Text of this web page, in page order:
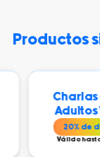
productos
de Mesa
VS Niños
PANTALLAS
% de descuento
hasta el 1/9/2026